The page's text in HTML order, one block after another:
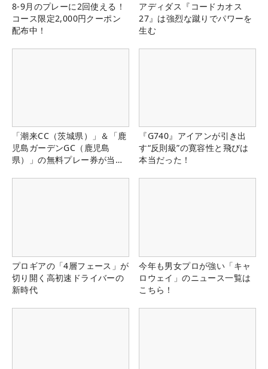
8-9月のプレーに2回使える！
コース限定2,000円クーポン
配布中！
アディダス『コードカオス
27』は強烈な蹴りでパワーを
生む
「潮来CC（茨城県）」＆「鹿
児島ガーデンGC（鹿児島
県）」の無料プレー券が当た
『G740』アイアンが引き出
す“反則級”の寛容性と飛びは
本当だった！
プロギアの「4層フェース」が
切り開く高初速ドライバーの
新時代
今年も男女プロが強い「キャ
ロウェイ」のニュース一覧は
こちら！